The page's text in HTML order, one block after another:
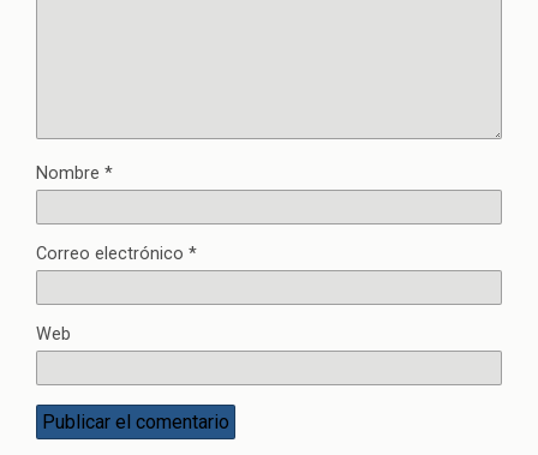
Nombre *
Correo electrónico *
Web